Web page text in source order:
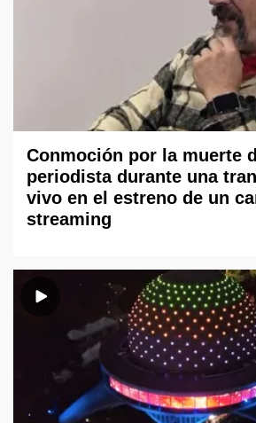
Conmoción por la muerte
periodista durante una
vivo en el estreno de un
streaming